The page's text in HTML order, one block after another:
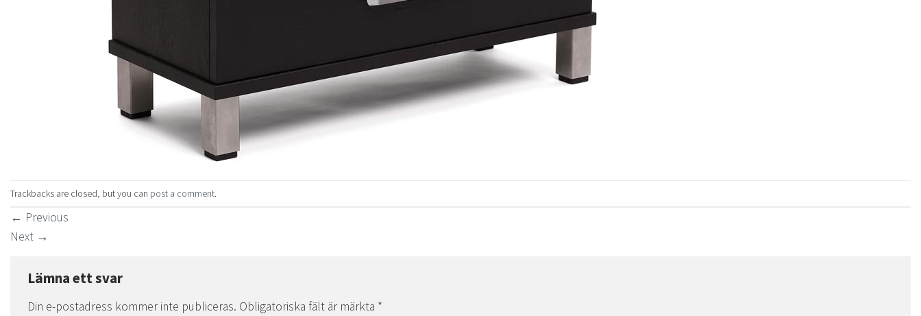
Trackbacks are closed, but you can post a comment.
← Previous
Next →
Lämna ett svar
Din e-postadress kommer inte publiceras. Obligatoriska fält är märkta *